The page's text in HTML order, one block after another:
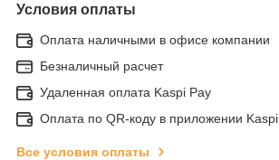
Условия оплаты
Оплата наличными в офисе компании
Безналичный расчет
Удаленная оплата Kaspi Pay
Оплата по QR-коду в приложении Kaspi
Все условия оплаты